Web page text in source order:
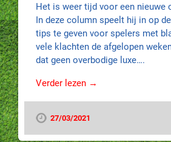
Het is weer tijd voor een nieuwe
In deze column speelt hij in op
tips te geven voor spelers met
vele klachten de afgelopen
dat geen overbodige luxe….
Verder lezen →
27/03/2021